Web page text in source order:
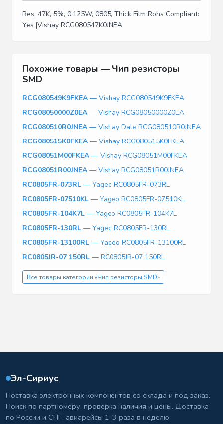
Res, 47K, 5%, 0.125W, 0805, Thick Film Rohs Compliant:
Yes |Vishay RCG080547K0JNEA
Похожие товары — Чип резисторы
SMD
RCG080549K9FKEA — Vishay RCG080549K9FKEA
RCG08050000Z0EA — Vishay RCG08050000Z0EA
RCG080510R0JNEA — Vishay Dale RCG080510R0JNEA
RCG080515K0FKEA — Vishay RCG080515K0FKEA
RCG08051M00FKEA — Vishay RCG08051M00FKEA
RCG08051R00JNEA — Vishay RCG08051R00JNEA
RC0805FR-073RL — Yageo RC0805FR-073RL
RC0805FR-07510KL — Yageo RC0805FR-07510KL
RC0805FR-104K7L — Yageo RC0805FR-104K7L
RC0805FR-130RL — Yageo RC0805FR-130RL
RC0805FR-13100RL — Yageo RC0805FR-13100RL
RC0805JR-07 150RL — RC0805JR-07 150RL
Все товары категории «Чип резисторы SMD»
Эл-Сириус
Поставка электронных компонентов со склада и под заказ.
Поиск по партномеру, проверка наличия и цены. Доставка
по России и СНГ, авиарейсы 1–3 раза в неделю.